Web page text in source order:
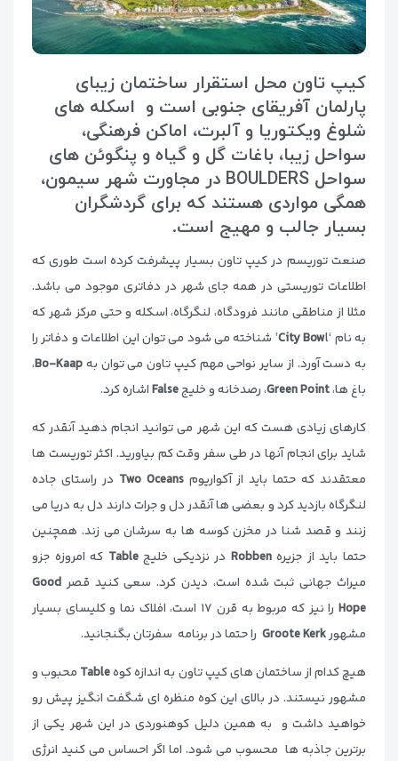
کیپ تاون محل استقرار ساختمان زیبای
پارلمان آفریقای جنوبی است و اسکله های
شلوغ ویکتوریا و آلبرت، اماکن فرهنگی،
سواحل زیبا، باغات گل و گیاه و پنگوئن های
سواحل BOULDERS در مجاورت شهر سیمون،
همگی مواردی هستند که برای گردشگران
بسیار جالب و مهیج است.
صنعت توریسم در کیپ تاون بسیار پیشرفت کرده است طوری که
اطلاعات توریستی در همه جای شهر در دفاتری موجود می باشد.
مثلا از مناطقی مانند فرودگاه، لنگرگاه، اسکله و حتی مرکز شهر که
به نام ‘City Bowl’ شناخته می شود می توان این اطلاعات و دفاتر را
به دست آورد. از سایر نواحی مهم کیپ تاون می توان بهBo-Kaap،
باغ ها،
، رصدخانه و خلیجFalseاشاره کرد.
کارهای زیادی هست که این شهر می توانید انجام دهید آنقدر که
شاید برای انجام آنها در طی سفر وقت کم بیاورید. اکثر توریست ها
معتقدند که حتما باید از آکواریومTwo Oceans در راستای جاده
لنگرگاه بازدید کرد و بعضی ها آنقدر دل و جرات دارند دل به دریا می
زنند و قصد شنا در مخزن کوسه ها به سرشان می زند. همچنین
حتما باید از جزیرهRobben در نزدیکی خلیجTable که امروزه جزو
میراث جهانی ثبت شده است، دیدن کرد. سعی کنید قصر Good
Hope
را نیز که مربوط به قرن ۱۷ است، افلاک نما و کلیسای بسیار
مشهورGroote Kerk را حتما در برنامه سفرتان بگنجانید.
هیچ کدام از ساختمان های کیپ تاون به اندازه کوهTable محبوب و
مشهور نیستند. در بالای این کوه منظره ای شگفت انگیز پیش رو
خواهید داشت و به همین دلیل کوهنوردی در این شهر یکی از
برترین جاذبه ها محسوب می شود. اما اگر احساس می کنید انرژی